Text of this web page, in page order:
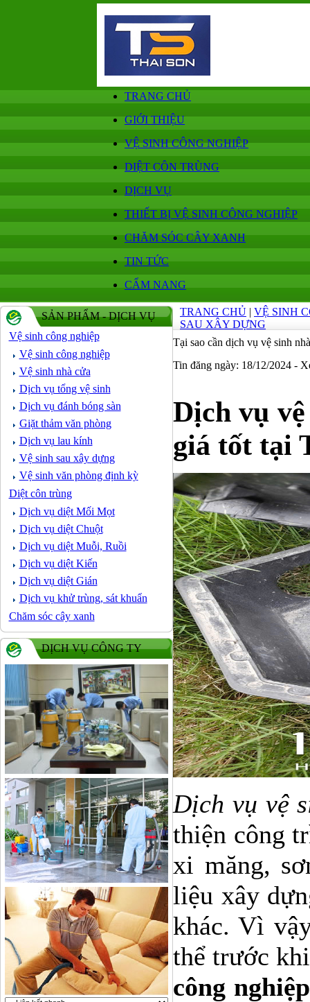
TRANG CHỦ
GIỚI THIỆU
VỆ SINH CÔNG NGHIỆP
DIỆT CÔN TRÙNG
DỊCH VỤ
THIẾT BỊ VỆ SINH CÔNG NGHIỆP
CHĂM SÓC CÂY XANH
TIN TỨC
CẨM NANG
SẢN PHẨM - DỊCH VỤ
Vệ sinh công nghiệp
Vệ sinh công nghiệp
Vệ sinh nhà cửa
Dịch vụ tổng vệ sinh
Dịch vụ đánh bóng sàn
Giặt thảm văn phòng
Dịch vụ lau kính
Vệ sinh sau xây dựng
Vệ sinh văn phòng định kỳ
Diệt côn trùng
Dịch vụ diệt Mối Mọt
Dịch vụ diệt Chuột
Dịch vụ diệt Muỗi, Ruồi
Dịch vụ diệt Kiến
Dịch vụ diệt Gián
Dịch vụ khử trùng, sát khuẩn
Chăm sóc cây xanh
DỊCH VỤ CÔNG TY
TRANG CHỦ | VỆ SINH
SAU XÂY DỰNG
Tại sao cần dịch vụ vệ sinh
Tin đăng ngày: 18/12/2024 -
Dịch vụ
giá tốt tại
Dịch vụ vệ
thiện công
xi măng,
liệu xây
khác. Vì
thể trước
công